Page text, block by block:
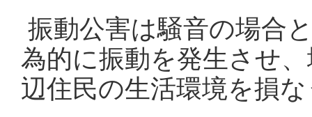
振動公害は騒音の場合
為的に振動を発生させ
辺住民の生活環境を損